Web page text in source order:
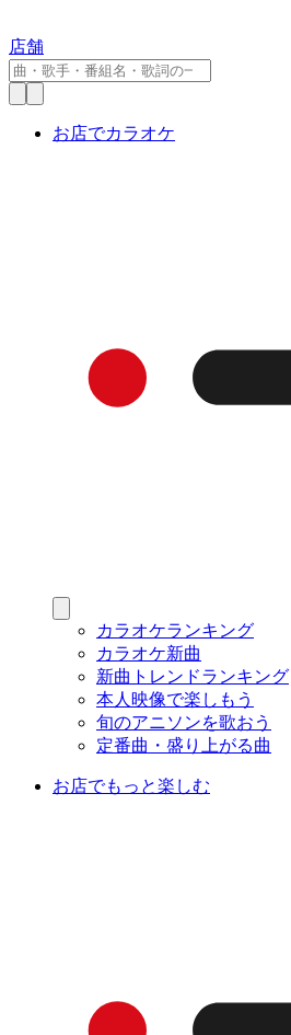
店舗
お店でカラオケ
カラオケランキング
カラオケ新曲
新曲トレンドランキング
本人映像で楽しもう
旬のアニソンを歌おう
定番曲・盛り上がる曲
お店でもっと楽しむ